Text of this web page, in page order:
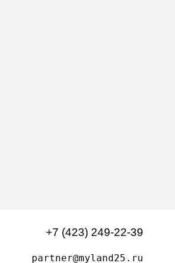
+7 (423) 249-22-39
partner@myland25.ru